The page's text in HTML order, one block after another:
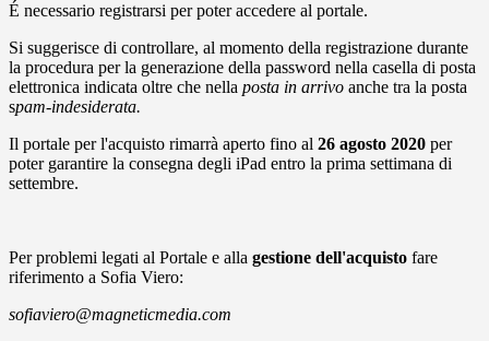
É necessario registrarsi per poter accedere al portale.
Si suggerisce di controllare, al momento della registrazione durante
la procedura per la generazione della password nella casella di posta
elettronica indicata oltre che nella posta in arrivo anche tra la posta
spam-indesiderata.
Il portale per l'acquisto rimarrà aperto fino al 26 agosto 2020 per
poter garantire la consegna degli iPad entro la prima settimana di
settembre.
Per problemi legati al Portale e alla gestione dell'acquisto fare
riferimento a Sofia Viero:
sofiaviero@magneticmedia.com